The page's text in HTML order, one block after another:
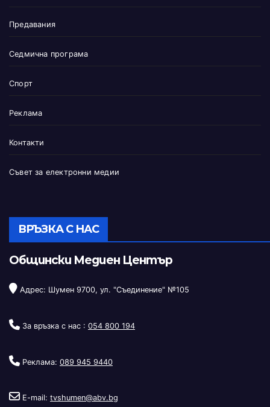
Предавания
Седмична програма
Спорт
Реклама
Контакти
Съвет за електронни медии
ВРЪЗКА С НАС
Общински Медиен Център
Адрес: Шумен 9700, ул. "Съединение" №105
За връзка с нас : 054 800 194
Реклама: 089 945 9440
E-mail: tvshumen@abv.bg